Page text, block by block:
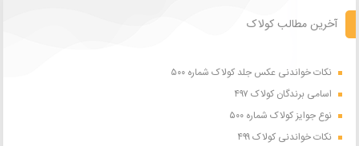
آخرین مطالب کولاک
نکات خواندنی عکس جلد کولاک شماره ۵۰۰
اسامی برندگان کولاک ۴۹۷
نوع جوایز کولاک شماره ۵۰۰
نکات خواندنی کولاک ۴۹۹